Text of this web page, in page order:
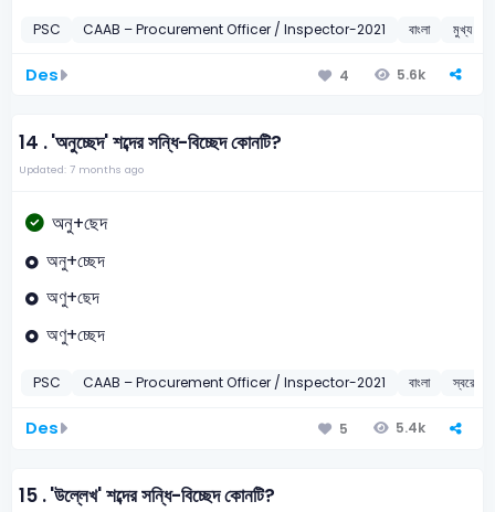
PSC CAAB – Procurement Officer / Inspector-2021 বাংলা মুখ্য কর্তা
Des 4 5.6k
14 .'অনুচ্ছেদ' শব্দের সন্ধি-বিচ্ছেদ কোনটি?
Updated: 7 months ago
অনু+ছেদ
অনু+চ্ছেদ
অণু+ছেদ
অণু+চ্ছেদ
PSC CAAB – Procurement Officer / Inspector-2021 বাংলা স্বরে-
Des 5 5.4k
15 .'উল্লেখ' শব্দের সন্ধি-বিচ্ছেদ কোনটি?